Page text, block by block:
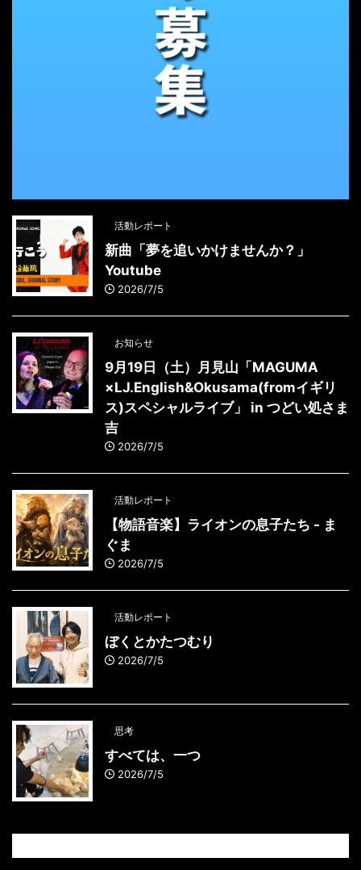
活動レポート
新曲「夢を追いかけませんか？」
Youtube
2026/7/5
お知らせ
9月19日（土）月見山「MAGUMA
×LJ.English&Okusama(fromイギリ
ス)スペシャルライブ」 in つどい処さま
吉
2026/7/5
活動レポート
【物語音楽】ライオンの息子たち - ま
ぐま
2026/7/5
活動レポート
ぼくとかたつむり
2026/7/5
思考
すべては、一つ
2026/7/5